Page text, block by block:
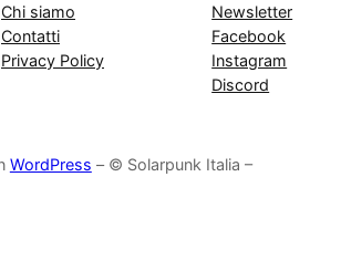
Chi siamo
Contatti
Privacy Policy
Newsletter
Facebook
Instagram
Discord
WordPress – © Solarpunk Italia –